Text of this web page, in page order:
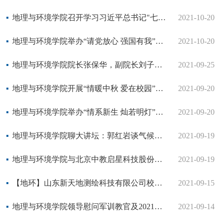
地理与环境学院召开学习习近平总书记"七一"重要讲话精神会议 2021-10-20
地理与环境学院举办“请党放心 强国有我”主题升旗仪式 2021-10-20
地理与环境学院院长张保华，副院长刘子亭，教务处主任翟继元对推免生进行指导 2021-09-25
地理与环境学院开展“情暖中秋 爱在校园”月饼发放活动 2021-09-20
地理与环境学院举办“情系新生 灿若明灯”餐厅沙龙活动 2021-09-20
地理与环境学院聊大讲坛：郭红岩谈气候变化影响下的土壤污染及其治理模式研究 2021-09-19
地理与环境学院与北京中教启星科技股份有限公司共同召开座谈会 2021-09-19
【地环】山东新天地测绘科技有限公司校园招聘宣讲会 2021-09-15
地理与环境学院领导慰问军训教官及2021级全体军训学生 2021-09-14